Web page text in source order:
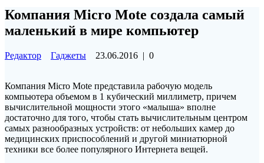
Компания Micro Mote создала самый
маленький в мире компьютер
Редактор Гаджеты 23.06.2016 | 0
Компания Micro Mote представила рабочую модель
компьютера объемом в 1 кубический миллиметр, причем
вычислительной мощности этого «малыша» вполне
достаточно для того, чтобы стать вычислительным центром
самых разнообразных устройств: от небольших камер до
медицинских приспособлений и другой миниатюрной
техники все более популярного Интернета вещей.